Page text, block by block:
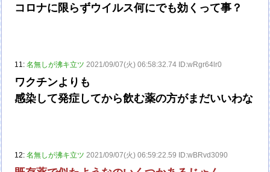
コロナに限らずウイルス何にでも効くって事？
11:名無しが沸キ立ツ 2021/09/07(火) 06:58:32.74 ID:wRgr64lr0
ワクチンよりも
感染して発症してから飲む薬の方がまだいいわな
12:名無しが沸キ立ツ 2021/09/07(火) 06:59:22.59 ID:wBRvd3090